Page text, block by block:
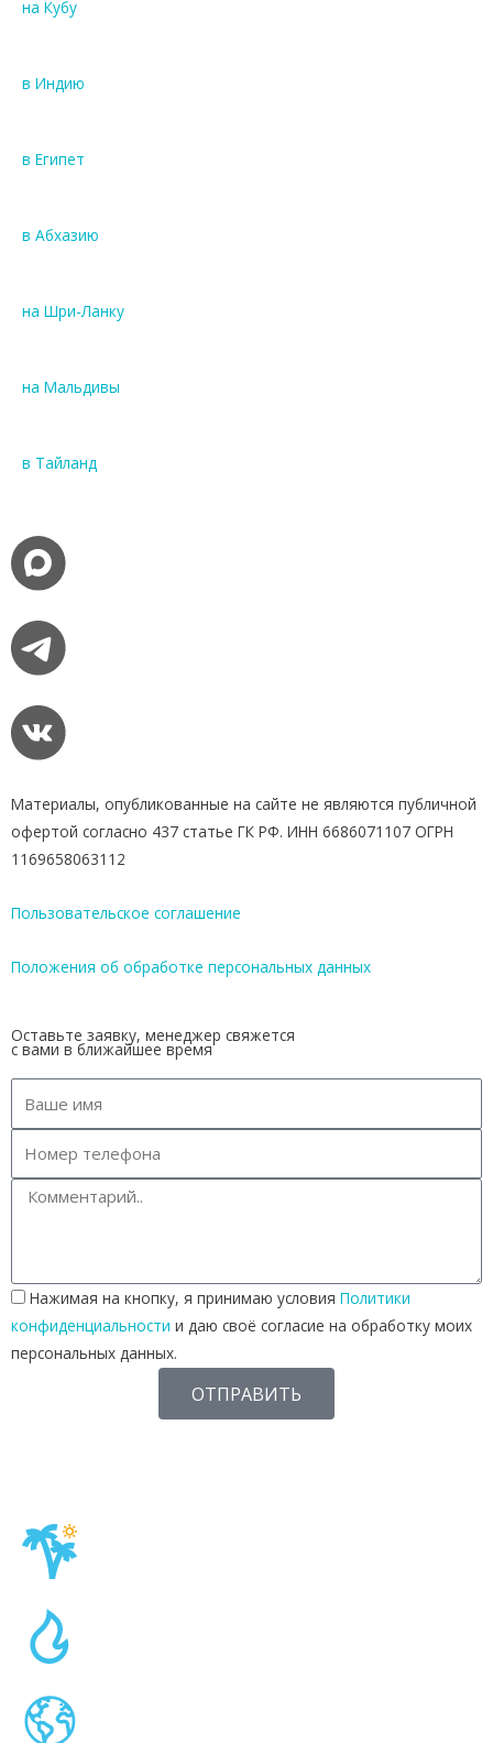
на Кубу
в Индию
в Египет
в Абхазию
на Шри-Ланку
на Мальдивы
в Тайланд
Материалы, опубликованные на сайте не являются публичной
офертой согласно 437 статье ГК РФ. ИНН 6686071107 ОГРН
1169658063112
Пользовательское соглашение
Положения об обработке персональных данных
Оставьте заявку, менеджер свяжется
с вами в ближайшее время
Нажимая на кнопку, я принимаю условия Политики
конфиденциальности и даю своё согласие на обработку моих
персональных данных.
ОТПРАВИТЬ